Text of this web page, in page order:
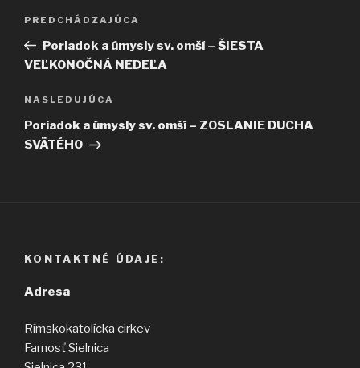
Navigácia
článku
Predchádzajúci
článok
PREDCHÁDZAJÚCA
Poriadok a úmysly sv. omší – ŠIESTA
VEĽKONOČNÁ NEDEĽA
Ďalší
článok
NASLEDUJÚCA
Poriadok a úmysly sv. omší – ZOSLANIE DUCHA
SVÄTÉHO
KONTAKTNÉ ÚDAJE:
Adresa
Rímskokatolícka cirkev
Farnosť Sielnica